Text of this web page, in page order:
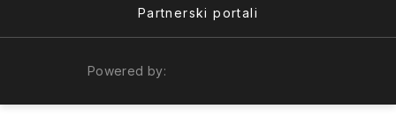
Partnerski portali
Powered by: